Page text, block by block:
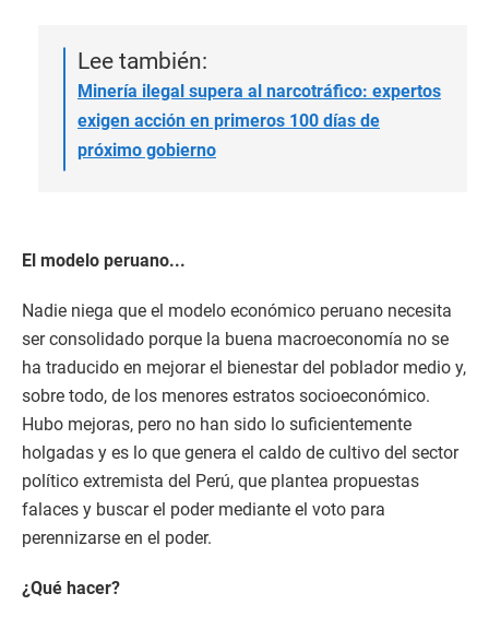
Lee también:
Minería ilegal supera al narcotráfico: expertos
exigen acción en primeros 100 días de
próximo gobierno
El modelo peruano...
Nadie niega que el modelo económico peruano necesita
ser consolidado porque la buena macroeconomía no se
ha traducido en mejorar el bienestar del poblador medio y,
sobre todo, de los menores estratos socioeconómico.
Hubo mejoras, pero no han sido lo suficientemente
holgadas y es lo que genera el caldo de cultivo del sector
político extremista del Perú, que plantea propuestas
falaces y buscar el poder mediante el voto para
perennizarse en el poder.
¿Qué hacer?